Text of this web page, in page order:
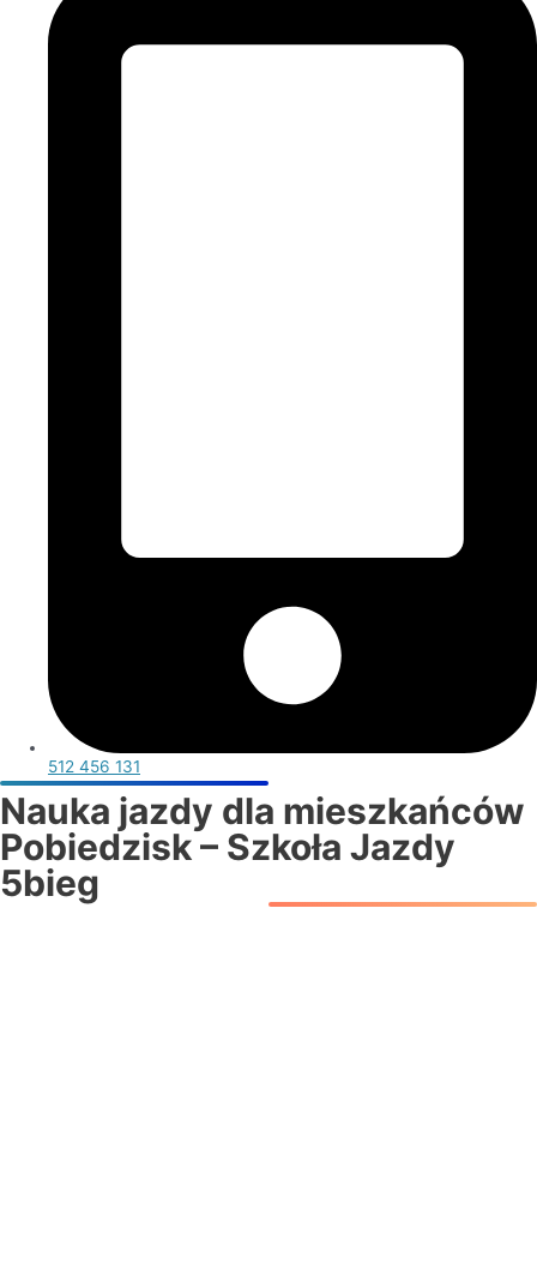
512 456 131
Nauka jazdy dla mieszkańców
Pobiedzisk – Szkoła Jazdy
5bieg